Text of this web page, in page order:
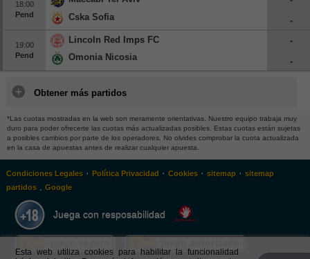
18:00
Pend
Cska Sofia
-
19:00
Pend
Lincoln Red Imps FC
Omonia Nicosia
-
-
Obtener más partidos
*Las cuotas mostradas en la web son meramente orientativas. Nuestro equipo trabaja muy
duro para poder ofrecerte las cuotas más actualizadas posibles. Estas cuotas están sujetas
a posibles cambios por parte de los operadores. No olvides comprobar la cuota actualizada
en la casa de apuestas antes de realizar cualquier apuesta.
Condiciones Legales· Política Privacidad · Cookies· sitemap· sitemap
partidos. Google
Juega con resposabilidad
Esta web utiliza cookies para habilitar la funcionalidad